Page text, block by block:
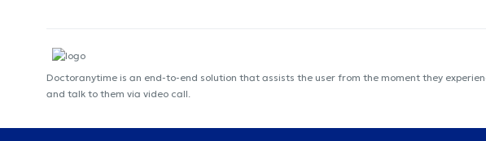
Doctoranytime is an end-to-end solution that assists the user from the moment they
and talk to them via video call.